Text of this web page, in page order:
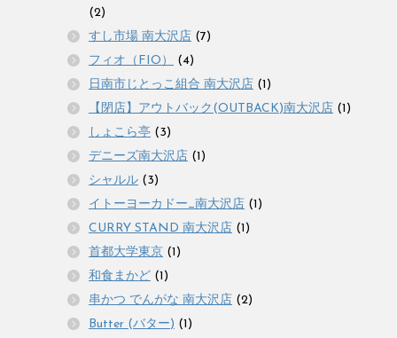
(2)
すし市場 南大沢店 (7)
フィオ（FIO）
(4)
日南市じとっこ組合 南大沢店 (1)
【閉店】アウトバック(OUTBACK)南大沢店 (1)
しょこら亭 (3)
デニーズ南大沢店 (1)
シャルル (3)
イトーヨーカドー_南大沢店 (1)
CURRY STAND 南大沢店 (1)
首都大学東京 (1)
和食まかど (1)
串かつ でんがな 南大沢店 (2)
Butter (バター) (1)